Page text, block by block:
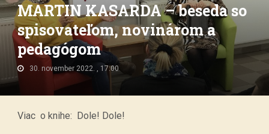
MARTIN KASARDA – beseda so
spisovateľom, novinárom a
pedagógom
30. november 2022. , 17:00
Viac o knihe: Dole! Dole!